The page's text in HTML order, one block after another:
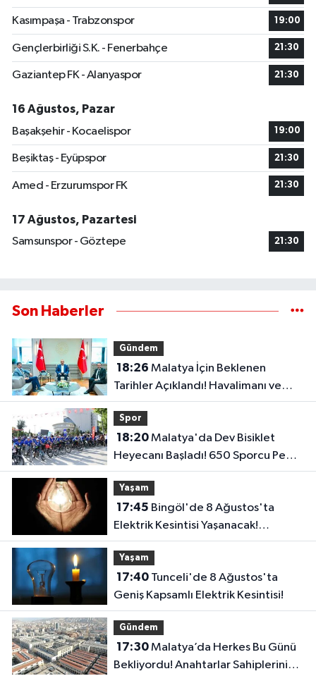
Kasımpaşa - Trabzonspor 19:00
Gençlerbirliği S.K. - Fenerbahçe 21:30
Gaziantep FK - Alanyaspor 21:30
16 Ağustos, Pazar
Başakşehir - Kocaelispor
19:00
Beşiktaş - Eyüpspor 21:30
Amed - Erzurumspor FK 21:30
17 Ağustos, Pazartesi
Samsunspor - Göztepe
21:30
Son Haberler
Gündem
18:26
Tarihler Açıklandı! Havalimanı ve
Çevre Yolu Açılıyor..
Spor
18:20Malatya'da Dev Bisiklet
Heyecanı Başladı! 650 Sporcu Pedal
Çeviriyor..
Yaşam
17:45
Elektrik Kesintisi Yaşanacak!
Karlıova'da 2 Köy Etkilenecek
Yaşam
17:40Tunceli'de 8 Ağustos'ta
Geniş Kapsamlı Elektrik Kesintisi!
Gündem
17:30Malatya’da Herkes Bu Günü
Bekliyordu! Anahtarlar Sahiplerini